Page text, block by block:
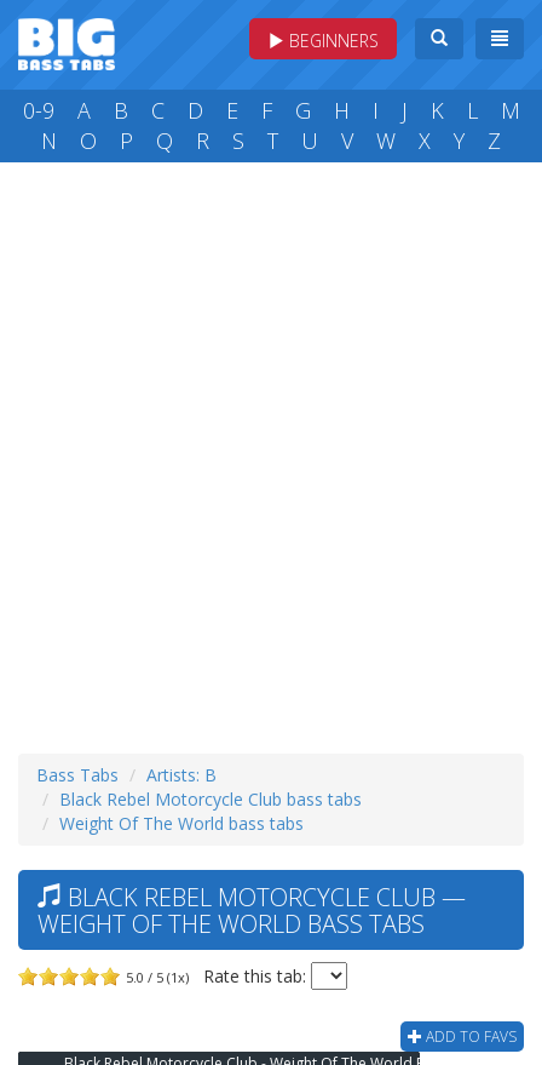
BEGINNERS
0-9 A B C D E F G H I J K L
M
N
O P Q R S T U V W X Y Z
Bass Tabs
Artists: B
Black Rebel Motorcycle Club bass tabs
Weight Of The World bass tabs
BLACK REBEL MOTORCYCLE CLUB —
WEIGHT OF THE WORLD BASS TABS
5.0 / 5 (1x) Rate this tab:
ADD TO FAVS